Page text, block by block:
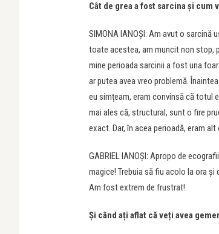
Cât de grea a fost sarcina și cum
SIMONA IANOȘI: Am avut o sarcină
toate acestea, am muncit non stop,
mine perioada sarcinii a fost una
ar putea avea vreo problemă.
eu simțeam, eram convinsă că totul
mai ales că, structural, sunt o fire
exact. Dar, în acea perioadă, eram
GABRIEL IANOȘI: Apropo de
magice! Trebuia să fiu acolo la ora
Am fost extrem de frustrat!
Și când ați aflat că veți avea